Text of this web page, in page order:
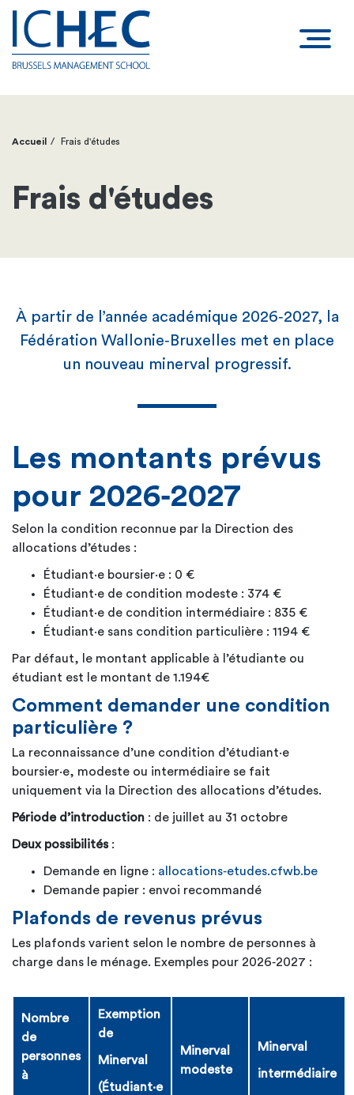
Fil
d'Ariane
Accueil Frais d'études
Frais d'études
À partir de l’année académique 2026‑2027, la
Fédération Wallonie‑Bruxelles met en place
un nouveau minerval progressif.
Les montants prévus
pour 2026‑2027
Selon la condition reconnue par la Direction des
allocations d’études :
Étudiant·e boursier·e : 0 €
Étudiant·e de condition modeste : 374 €
Étudiant·e de condition intermédiaire : 835 €
Étudiant·e sans condition particulière : 1194 €
Par défaut, le montant applicable à l’étudiante ou
étudiant est le montant de 1.194€
Comment demander une condition
particulière ?
La reconnaissance d’une condition d’étudiant·e
boursier·e, modeste ou intermédiaire se fait
uniquement via la Direction des allocations d’études.
Période d’introduction : de juillet au 31 octobre
Deux possibilités:
Demande en ligne : allocations‑etudes.cfwb.be
Demande papier : envoi recommandé
Plafonds de revenus prévus
Les plafonds varient selon le nombre de personnes à
charge dans le ménage. Exemples pour 2026‑2027 :
Nombre
de
personnes
à
Exemption
de
Minerval
(Étudiant·e
Minerval
modeste
Minerval
intermédiaire